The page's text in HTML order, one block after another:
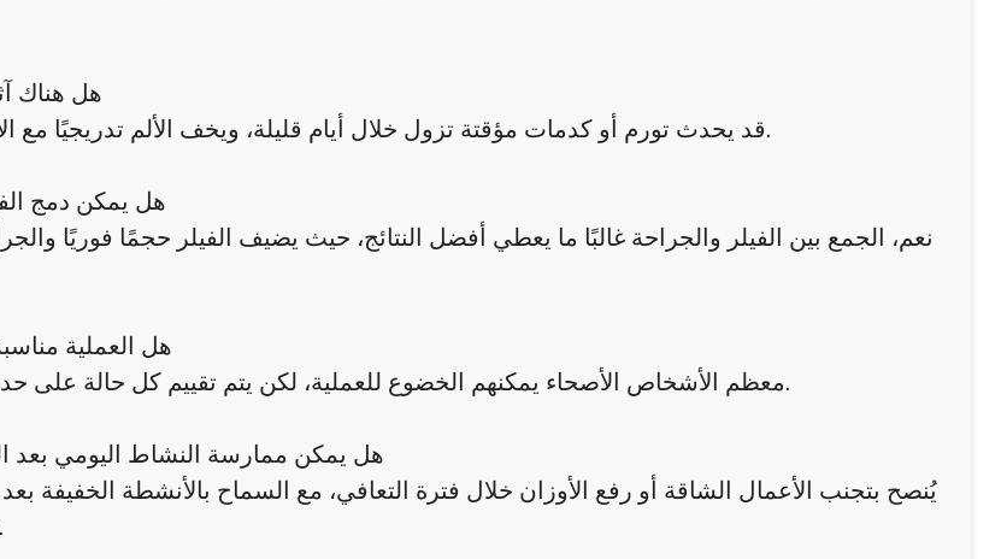
هل هناك
قد يحدث تورم أو كدمات مؤقتة تزول خلال أيام قليلة، ويخف الألم تدريجيًا مع الالتزام بالتعليمات.
هل يمكن دمج
نعم، الجمع بين الفيلر والجراحة غالبًا ما يعطي أفضل النتائج، حيث يضيف الفيلر حجمًا فوريًا
هل العملية
معظم الأشخاص الأصحاء يمكنهم الخضوع للعملية، لكن يتم تقييم كل حالة على حدة لتحديد الأنسب.
هل يمكن ممارسة النشاط اليومي بعد
يُنصح بتجنب الأعمال الشاقة أو رفع الأوزان خلال فترة التعافي، مع السماح بالأنشطة الخفيفة
توجيهات الطبيب.